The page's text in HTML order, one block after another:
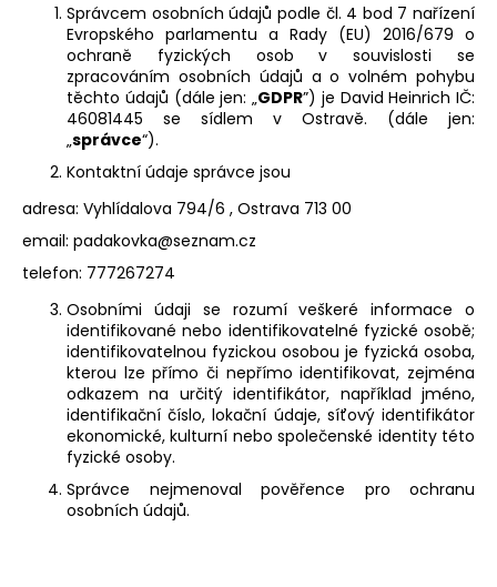
Správcem osobních údajů podle čl. 4 bod 7 nařízení
Evropského parlamentu a Rady (EU) 2016/679 o
ochraně fyzických osob v souvislosti se
zpracováním osobních údajů a o volném pohybu
těchto údajů (dále jen: „GDPR”) je David Heinrich IČ:
46081445 se sídlem v Ostravě. (dále jen:
„správce“).
Kontaktní údaje správce jsou
adresa: Vyhlídalova 794/6 , Ostrava 713 00
email: padakovka@seznam.cz
telefon: 777267274
Osobními údaji se rozumí veškeré informace o
identifikované nebo identifikovatelné fyzické osobě;
identifikovatelnou fyzickou osobou je fyzická osoba,
kterou lze přímo či nepřímo identifikovat, zejména
odkazem na určitý identifikátor, například jméno,
identifikační číslo, lokační údaje, síťový identifikátor
ekonomické, kulturní nebo společenské identity této
fyzické osoby.
Správce nejmenoval pověřence pro ochranu
osobních údajů.
a
j
í
HLEDAT